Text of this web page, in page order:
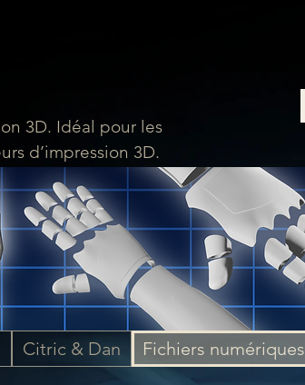
3D. Idéal pour les
d’impression 3D.
Citric & Dan Fichiers numériques